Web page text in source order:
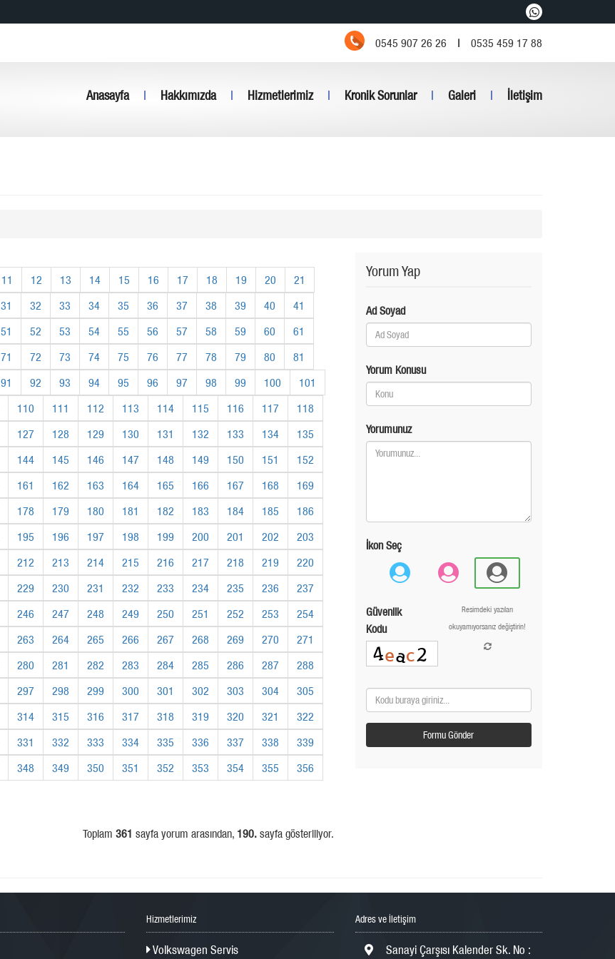
0545 907 26 26 | 0535 459 17 88
Anasayfa | Hakkımızda | Hizmetlerimiz | Kronik Sorunlar | Galeri | İletişim
11 12 13 14 15 16 17 18 19 20
21
31 32 33 34 35 36 37 38 39 40
41
51 52 53 54 55 56 57 58 59 60
61
71 72 73 74 75 76 77 78 79 80
81
91 92 93 94 95 96 97 98 99 100
101
110 111 112 113 114 115 116 117
118
127 128 129 130 131 132 133 134
135
144 145 146 147 148 149 150 151
152
161 162 163 164 165 166 167 168
169
178 179 180 181 182 183 184 185
186
195 196 197 198 199 200 201 202
203
212 213 214 215 216 217 218 219
220
229 230 231 232 233 234 235 236
237
246 247 248 249 250 251 252 253
254
263 264 265 266 267 268 269 270
271
280 281 282 283 284 285 286 287
288
297 298 299 300 301 302 303 304
305
314 315 316 317 318 319 320 321
322
331 332 333 334 335 336 337 338
339
348 349 350 351 352 353 354 355
356
Toplam 361 sayfa yorum arasından, 190.sayfa gösteriliyor.
Yorum Yap
Ad Soyad
Yorum Konusu
Yorumunuz
İkon Seç
Güvenlik
Kodu
Resimdeki yazıları
okuyamıyorsanız değiştirin!
Hizmetlerimiz
Volkswagen Servis
Adres ve İletişim
Sanayi Çarşısı Kalender Sk. No :